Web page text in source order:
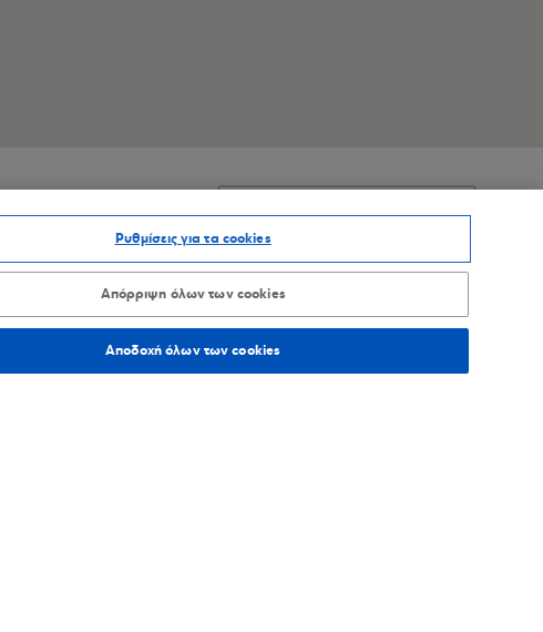
ΤΑΞΙΝΟΜΗΣΗ ΑΝΑ
0,7χλμ. Οδηγίες
Ρυθμίσεις για τα cookies
Απόρριψη όλων των cookies
Αποδοχή όλων των cookies